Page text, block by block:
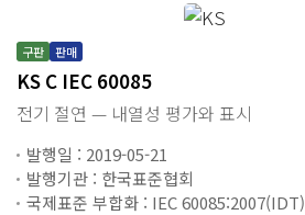
구판 판매
KS C IEC 60085
전기 절연 — 내열성 평가와 표시
발행일 : 2019-05-21
발행기관 : 한국표준협회
국제표준 부합화 : IEC 60085:2007(IDT)